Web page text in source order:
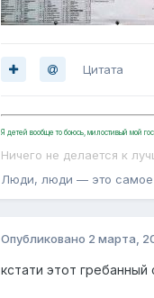
Цитата
Я детей вообще то боюсь, милостивый мой
Ничего не делается к
Люди, люди — это самое
Опубликовано 2 марта,
кстати этот